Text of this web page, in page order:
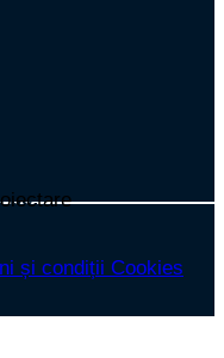
pe:
și condiții Cookies